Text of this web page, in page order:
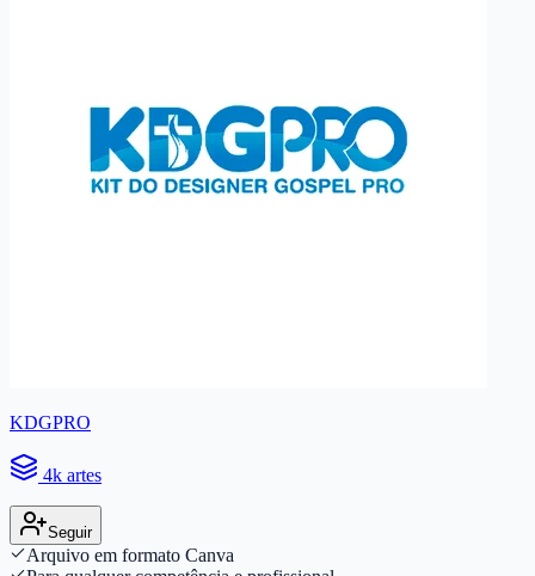
KDGPRO
4k artes
Seguir
Arquivo em formato Canva